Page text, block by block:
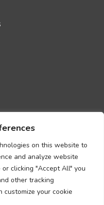
on this website to
and analyze website
clicking "Accept All" you
other tracking
customize your cookie
NÕUETELE VASTAVUSE